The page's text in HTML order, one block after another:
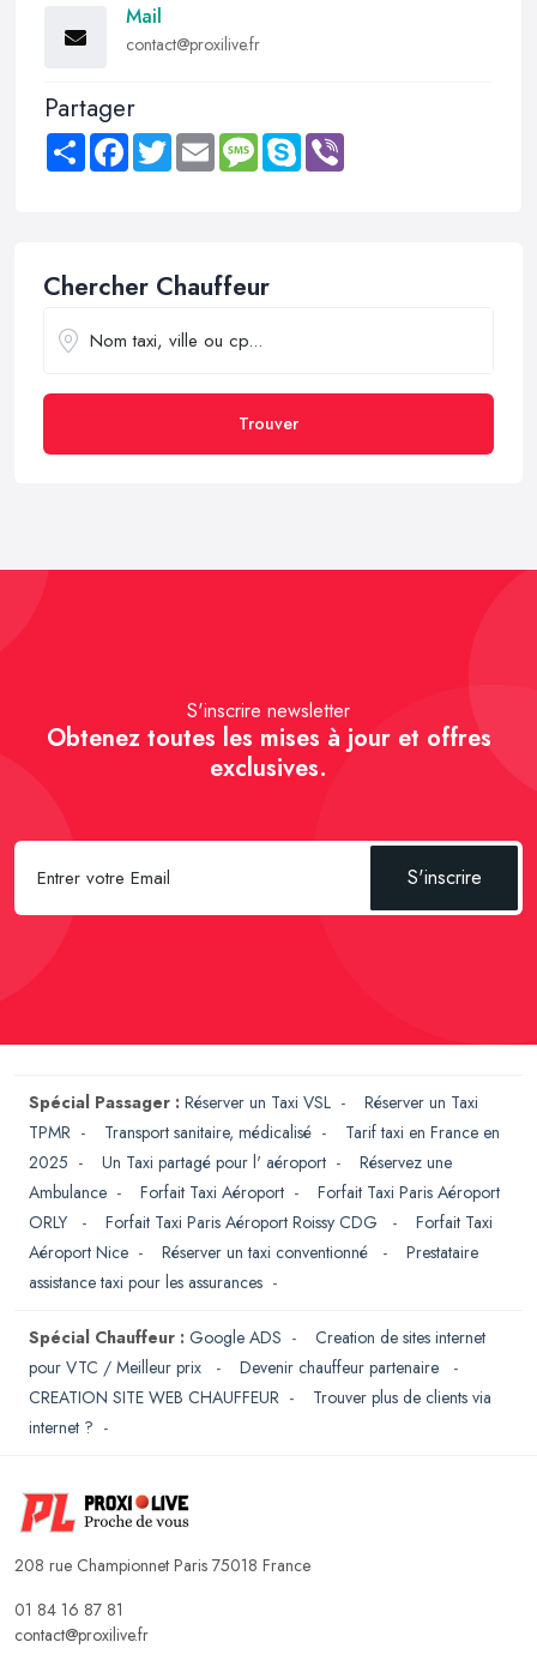
Mail
contact@proxilive.fr
Partager
Share FacebookTwitter Email MessageSkype
Chercher Chauffeur
Trouver
S'inscrire newsletter
Obtenez toutes les mises à jour et offres
exclusives.
S'inscrire
Spécial Passager : Réserver un Taxi VSL - Réserver un Taxi
TPMR - Transport sanitaire, médicalisé - Tarif taxi en France en
2025 - Un Taxi partagé pour l' aéroport - Réservez une
Ambulance - Forfait Taxi Aéroport - Forfait Taxi Paris Aéroport
ORLY
- Forfait Taxi Paris Aéroport Roissy CDG - Forfait Taxi
Aéroport Nice - Réserver un taxi conventionné - Prestataire
assistance taxi pour les assurances -
Spécial Chauffeur : Google ADS - Creation de sites internet
pour VTC / Meilleur prix
- Devenir chauffeur partenaire
-
CREATION SITE WEB CHAUFFEUR - Trouver plus de clients via
internet ? -
208 rue Championnet Paris 75018 France
01 84 16 87 81
contact@proxilive.fr